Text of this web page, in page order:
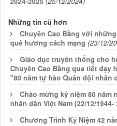
Những tin cũ hơn
Chuyên Cao Bằng với
quê hương cách mạng (23/12/
Giáo dục truyền thống cho
Chuyên Cao Bằng qua tiết dạy
"80 năm tự hào Quân đội nhân
Chào mừng kỷ niệm 80 năm
nhân dân Việt Nam (22/12/1944-
Chương Trình Kỷ Niệm 42